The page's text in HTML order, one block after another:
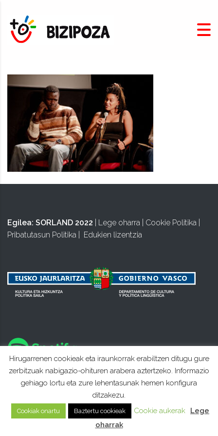
Egilea: SORLAND 2022 Lege oharra Cookie Politika
Pribatutasun Politika
Edukien lizentzia
Hirugarrenen cookieak eta iraunkorrak erabiltzen ditugu gure
zerbitzuak nabigazio-ohituren arabera aztertzeko. Informazio
gehiago lortu eta zure lehentasunak hemen konfigura
ditzakezu.
Cookiak onartu Baztertu cookieak Cookie aukerak
Lege
oharrak